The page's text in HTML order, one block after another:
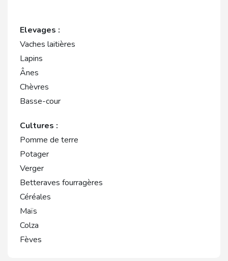
Elevages :
Vaches laitières
Lapins
Ânes
Chèvres
Basse-cour
Cultures :
Pomme de terre
Potager
Verger
Betteraves fourragères
Céréales
Maïs
Colza
Fèves